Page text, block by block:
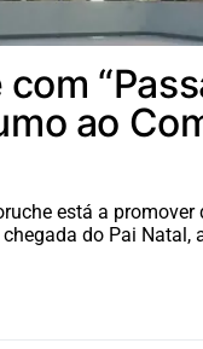
ao
está a promover
do Pai Natal,